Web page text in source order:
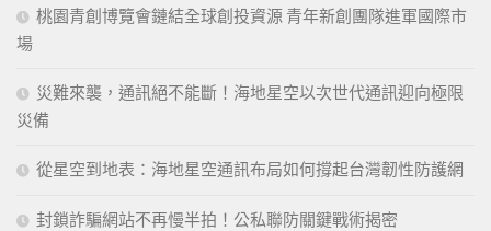
桃園青創博覽會鏈結全球創投資源 青年新創團隊進軍國際市
場
災難來襲，通訊絕不能斷！海地星空以次世代通訊迎向極限
災備
從星空到地表：海地星空通訊布局如何撐起台灣韌性防護網
封鎖詐騙網站不再慢半拍！公私聯防關鍵戰術揭密